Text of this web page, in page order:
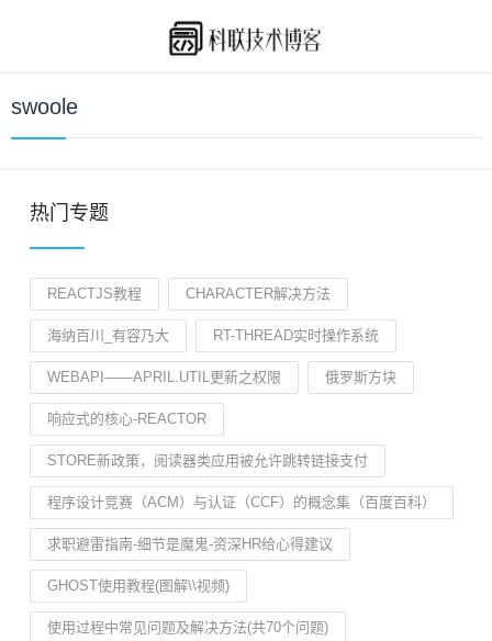
swoole
热门专题
REACTJS教程 CHARACTER解决方法
海纳百川_有容乃大 RT-THREAD实时操作系统
WEBAPI——APRIL.UTIL更新之权限 俄罗斯方块
响应式的核心-REACTOR
STORE新政策，阅读器类应用被允许跳转链接支付
程序设计竞赛（ACM）与认证（CCF）的概念集（百度百科）
求职避雷指南-细节是魔鬼-资深HR给心得建议
GHOST使用教程(图解\\视频)
使用过程中常见问题及解决方法(共70个问题)